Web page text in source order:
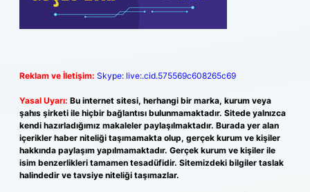
Reklam ve İletişim: Skype: live:.cid.575569c608265c69
Yasal Uyarı: Bu internet sitesi, herhangi bir marka, kurum veya
şahıs şirketi ile hiçbir bağlantısı bulunmamaktadır. Sitede yalnızca
kendi hazırladığımız makaleler paylaşılmaktadır. Burada yer alan
içerikler haber niteliği taşımamakta olup, gerçek kurum ve kişiler
hakkında paylaşım yapılmamaktadır. Gerçek kurum ve kişiler ile
isim benzerlikleri tamamen tesadüfidir. Sitemizdeki bilgiler taslak
halindedir ve tavsiye niteliği taşımazlar.